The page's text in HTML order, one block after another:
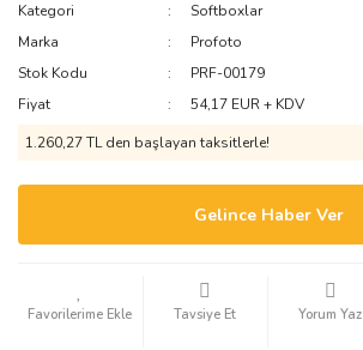
Kategori
Softboxlar
Marka
Profoto
Stok Kodu
PRF-00179
Fiyat
54,17 EUR + KDV
1.260,27 TL den başlayan taksitlerle!
Gelince Haber Ver
Tavsiye Et Yorum Yaz